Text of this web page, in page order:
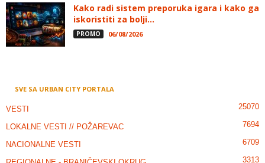
Kako radi sistem preporuka igara i kako ga
iskoristiti za bolji...
PROMO 06/08/2026
SVE SA URBAN CITY PORTALA
VESTI 25070
LOKALNE VESTI // POŽAREVAC 7694
NACIONALNE VESTI 6709
3313